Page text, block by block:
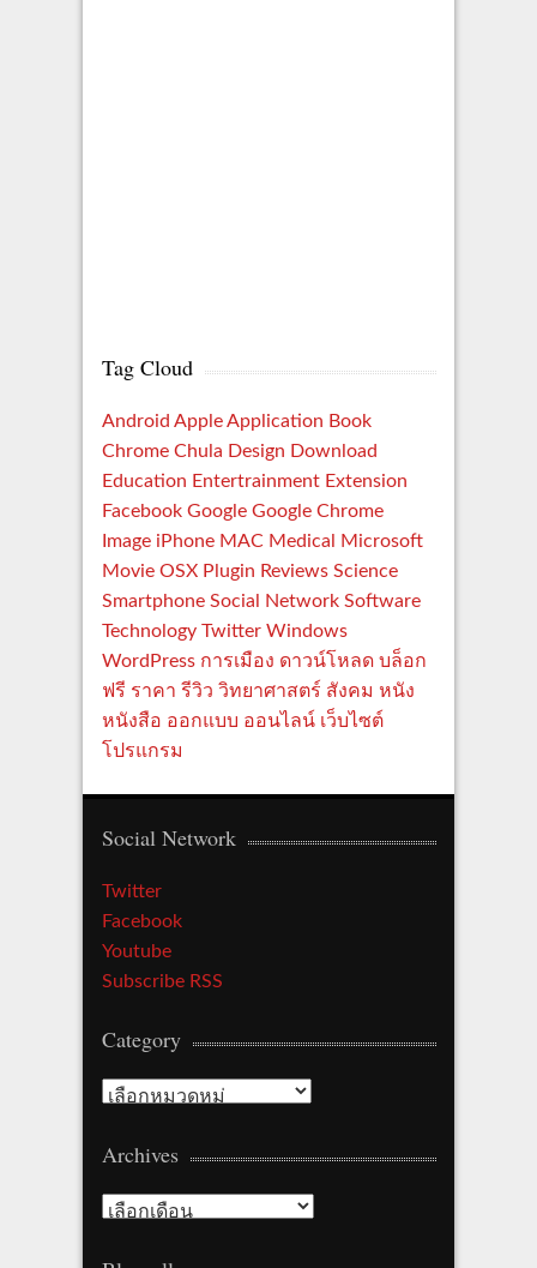
Tag Cloud
Android Apple Application Book
Chrome Chula Design Download
Education Entertrainment Extension
Facebook Google Google Chrome
Image iPhone MAC Medical
Microsoft
Movie OSX Plugin Reviews Science
Smartphone Social Network Software
Technology Twitter Windows
WordPress การเมือง ดาวน์โหลด บล็อก
ฟรี ราคา รีวิว วิทยาศาสตร์ สังคม หนัง
หนังสือ ออกแบบ ออนไลน์ เว็บไซต์
โปรแกรม
Social Network
Twitter
Facebook
Youtube
Subscribe RSS
Category
C
t
g
Archives
A